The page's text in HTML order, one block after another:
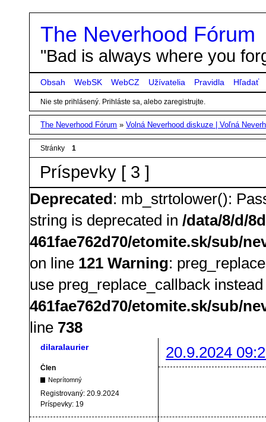
The Neverhood Fórum
"Bad is always where you
Obsah WebSK WebCZ Užívatelia Pravidla Hľadať
Nie ste prihlásený. Prihláste sa, alebo zaregistrujte.
The Neverhood Fórum »Volná Neverhood diskuze | Voľná
Stránky 1
Príspevky [ 3 ]
Deprecated: mb_strtolower():
string is deprecated in /data/8/d/
461fae762d70/etomite.sk/sub/
on line 121 Warning:
use preg_replace_callback
461fae762d70/etomite.sk/sub/
line 738
dilaralaurier 20.9.2024
Člen
Neprítomný
Registrovaný: 20.9.2024
Príspevky: 19